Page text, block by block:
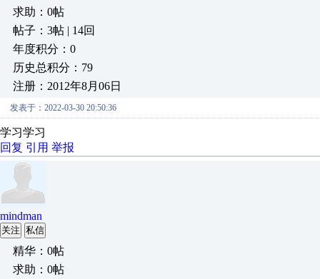
求助：0帖
帖子：3帖 | 14回
年度积分：0
历史总积分：79
注册：2012年8月06日
发表于：2022-03-30 20:50:36
学习学习
回复 引用 举报
mindman
关注 私信
精华：0帖
求助：0帖